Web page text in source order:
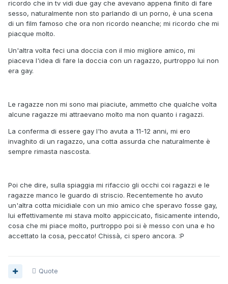
ricordo che in tv vidi due gay che avevano appena finito di fare
sesso, naturalmente non sto parlando di un porno, è una scena
di un film famoso che ora non ricordo neanche; mi ricordo che mi
piacque molto.
Un'altra volta feci una doccia con il mio migliore amico, mi
piaceva l'idea di fare la doccia con un ragazzo, purtroppo lui non
era gay.
Le ragazze non mi sono mai piaciute, ammetto che qualche volta
alcune ragazze mi attraevano molto ma non quanto i ragazzi.
La conferma di essere gay l'ho avuta a 11-12 anni, mi ero
invaghito di un ragazzo, una cotta assurda che naturalmente è
sempre rimasta nascosta.
Poi che dire, sulla spiaggia mi rifaccio gli occhi coi ragazzi e le
ragazze manco le guardo di striscio. Recentemente ho avuto
un'altra cotta micidiale con un mio amico che speravo fosse gay,
lui effettivamente mi stava molto appiccicato, fisicamente intendo,
cosa che mi piace molto, purtroppo poi si è messo con una e ho
accettato la cosa, peccato! Chissà, ci spero ancora. :P
Quote